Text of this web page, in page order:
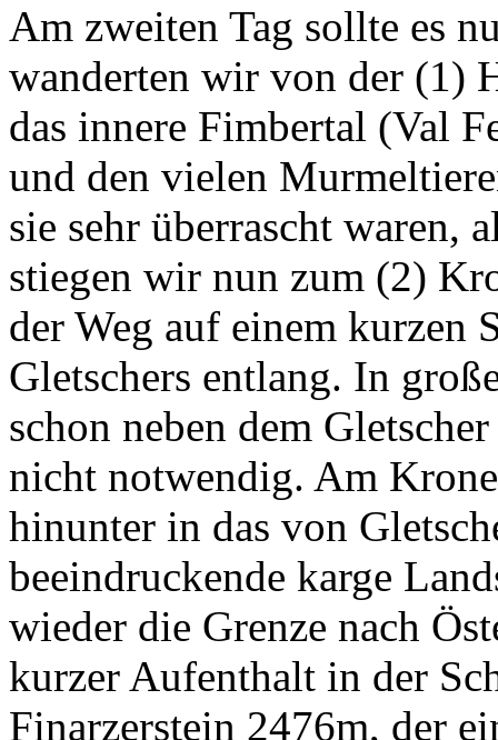
Am zweiten Tag sollte es
wanderten wir von der (1)
das innere Fimbertal (Val
und den vielen
sie sehr überrascht waren,
stiegen wir nun zum (2)
der Weg auf einem kurzen
Gletschers entlang. In
schon neben dem
nicht notwendig. Am
hinunter in das von
beeindruckende karge
wieder die Grenze nach
kurzer Aufenthalt in der
Finarzerstein 2476m, der